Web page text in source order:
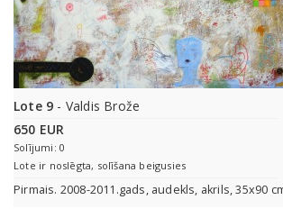
Lote 9 - Valdis Brože
650 EUR
Solījumi: 0
Lote ir noslēgta, solīšana beigusies
Pirmais. 2008-2011.gads, audekls, akrils, 35x90